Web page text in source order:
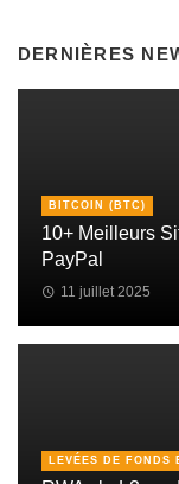
DERNIÈRES
BITCOIN (BTC)
10+ Meilleurs
PayPal
11 juillet 2025
LEVÉES DE FONDS